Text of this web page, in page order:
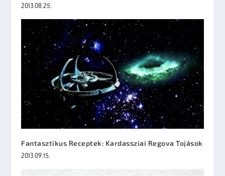
2013.08.25.
Fantasztikus Receptek: Kardassziai Regova Tojások
2013.09.15.